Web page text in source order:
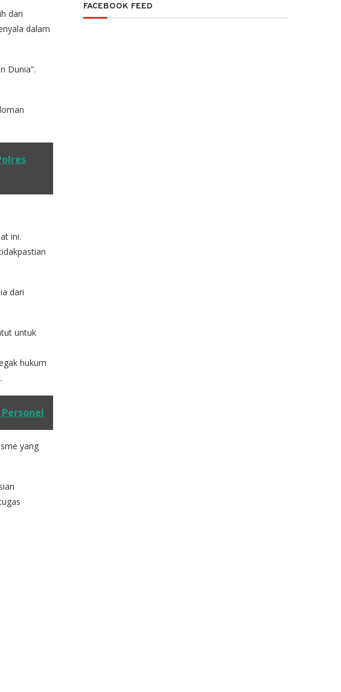
dari
dalam
Dunia”.
ini.
dari
untuk
hukum
yang
FACEBOOK FEED